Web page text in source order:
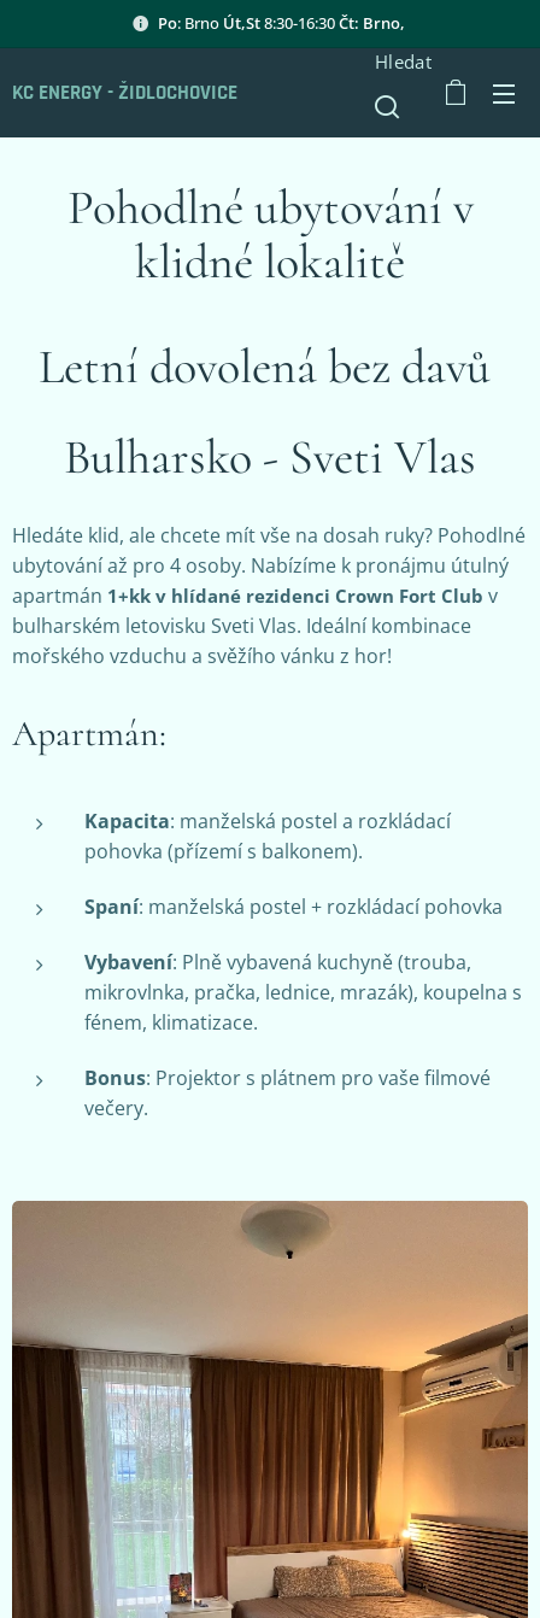
Po: Brno Út,St8:30-16:30Čt: Brno,
KC ENERGY - ŽIDLOCHOVICE
Hledat
Pohodlné ubytování v
klidné lokalitě
Letní dovolená bez davů
Bulharsko - Sveti Vlas
Hledáte klid, ale chcete mít vše na dosah ruky? Pohodlné
ubytování až pro 4 osoby. Nabízíme k pronájmu útulný
apartmán 1+kk v hlídané rezidenci Crown Fort Club v
bulharském letovisku Sveti Vlas. Ideální kombinace
mořského vzduchu a svěžího vánku z hor!
Apartmán:
Kapacita: manželská postel a rozkládací
pohovka (přízemí s balkonem).
Spaní: manželská postel + rozkládací pohovka
Vybavení: Plně vybavená kuchyně (trouba,
mikrovlnka, pračka, lednice, mrazák), koupelna s
fénem, klimatizace.
Bonus: Projektor s plátnem pro vaše filmové
večery.